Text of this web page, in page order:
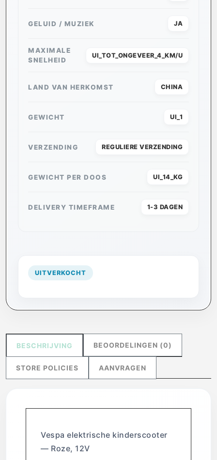
GELUID / MUZIEK JA
MAXIMALE
SNELHEID
UI_TOT_ONGEVEER_4_KM/U
LAND VAN HERKOMST CHINA
GEWICHT UI_1
VERZENDING REGULIERE VERZENDING
GEWICHT PER DOOS UI_14_KG
DELIVERY TIMEFRAME 1-3 DAGEN
UITVERKOCHT
BESCHRIJVING BEOORDELINGEN (0)
STORE POLICIES AANVRAGEN
Vespa elektrische kinderscooter
— Roze, 12V